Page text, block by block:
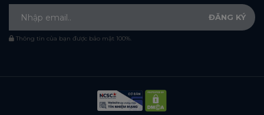
Thông tin của bạn được bảo mật 100%.